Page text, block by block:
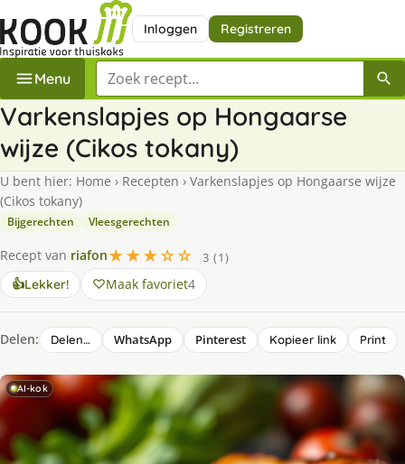
Inloggen Registreren
Menu Zoek een recept
Varkenslapjes op Hongaarse
wijze (Cikos tokany)
U bent hier: Home › Recepten › Varkenslapjes op Hongaarse wijze
(Cikos tokany)
Bijgerechten Vleesgerechten
Recept van riafon★★★☆☆
3 (1)
👍Lekker! Maak favoriet4
Delen: Delen… WhatsApp Pinterest Kopieer link Print
AI-kok